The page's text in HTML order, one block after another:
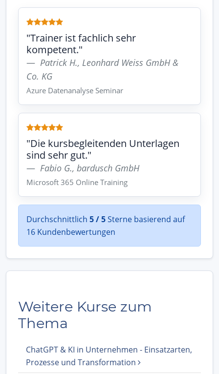
"Trainer ist fachlich sehr
kompetent."
Patrick H., Leonhard Weiss GmbH &
Co. KG
Azure Datenanalyse Seminar
"Die kursbegleitenden Unterlagen
sind sehr gut."
Fabio G., bardusch GmbH
Microsoft 365 Online Training
Durchschnittlich 5 / 5Sterne basierend auf
16 Kundenbewertungen
Weitere Kurse zum
Thema
ChatGPT & KI in Unternehmen - Einsatzarten,
Prozesse und Transformation